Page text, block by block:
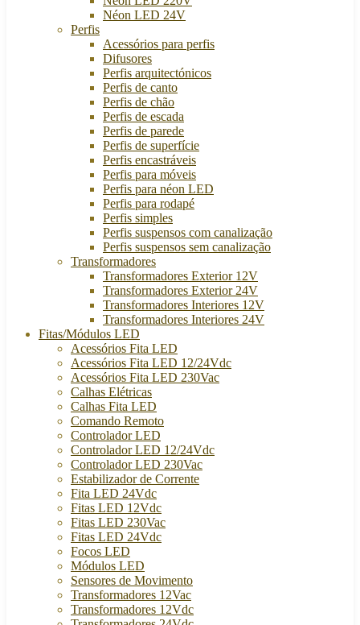
Néon LED 24V
Perfis
Acessórios para perfis
Difusores
Perfis arquitectónicos
Perfis de canto
Perfis de chão
Perfis de escada
Perfis de parede
Perfis de superfície
Perfis encastráveis
Perfis para móveis
Perfis para néon LED
Perfis para rodapé
Perfis simples
Perfis suspensos com canalização
Perfis suspensos sem canalização
Transformadores
Transformadores Exterior 12V
Transformadores Exterior 24V
Transformadores Interiores 12V
Transformadores Interiores 24V
Fitas/Módulos LED
Acessórios Fita LED
Acessórios Fita LED 12/24Vdc
Acessórios Fita LED 230Vac
Calhas Elétricas
Calhas Fita LED
Comando Remoto
Controlador LED
Controlador LED 12/24Vdc
Controlador LED 230Vac
Estabilizador de Corrente
Fita LED 24Vdc
Fitas LED 12Vdc
Fitas LED 230Vac
Fitas LED 24Vdc
Focos LED
Módulos LED
Sensores de Movimento
Transformadores 12Vac
Transformadores 12Vdc